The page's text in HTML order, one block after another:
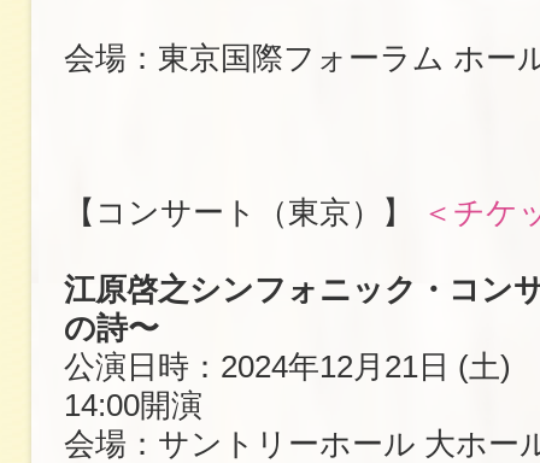
会場：東京国際フォーラム ホー
【コンサート（東京）】 ＜チケ
江原啓之シンフォニック・コン
の詩〜
公演日時：2024年12月21日 (土
14:00開演
会場：サントリーホール 大ホー